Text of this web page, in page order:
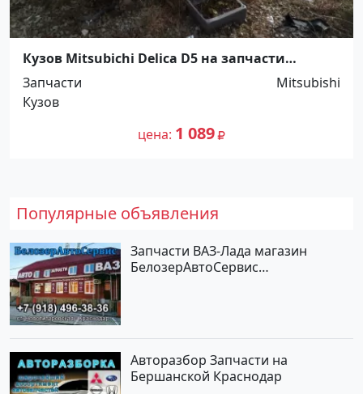
Кузов Mitsubichi Delica D5 на запчасти
Красноярск
Запчасти
Mitsubishi
Кузов
цена 1 089
Популярные объявления
Запчасти ВАЗ-Лада магазин
БелозерАвтоСервис
Авторазбор Запчасти на
Бершанской Краснодар